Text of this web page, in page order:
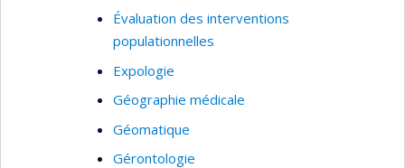
Évaluation des interventions
populationnelles
Expologie
Géographie médicale
Géomatique
Gérontologie